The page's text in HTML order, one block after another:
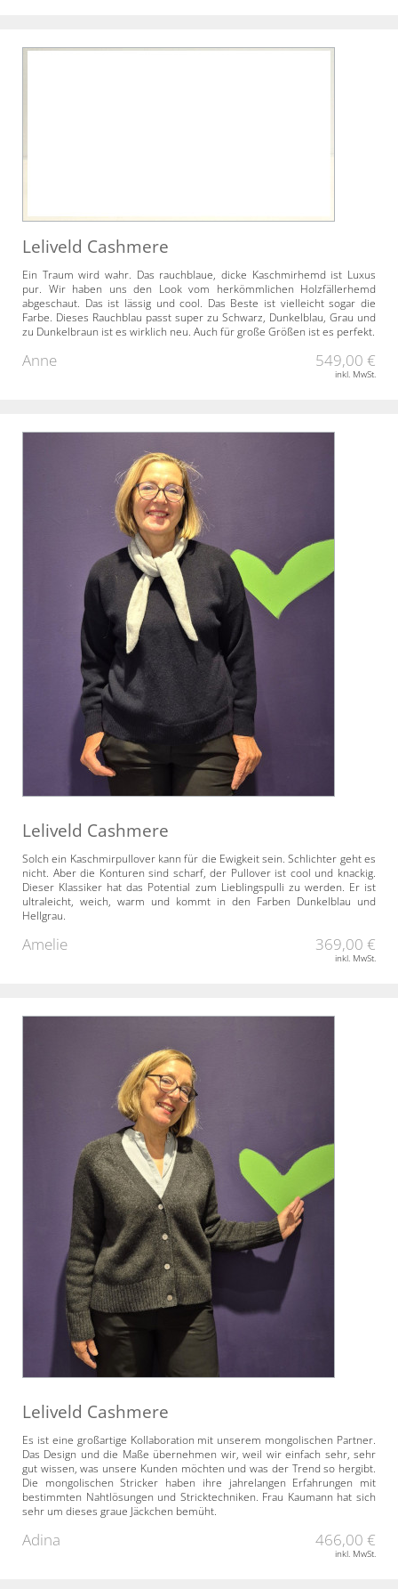
Leliveld Cashmere
Ein Traum wird wahr. Das rauchblaue, dicke Kaschmirhemd ist Luxus
pur. Wir haben uns den Look vom herkömmlichen Holzfällerhemd
abgeschaut. Das ist lässig und cool. Das Beste ist vielleicht sogar die
Farbe. Dieses Rauchblau passt super zu Schwarz, Dunkelblau, Grau und
zu Dunkelbraun ist es wirklich neu. Auch für große Größen ist es perfekt.
Anne 549,00 €
inkl. MwSt.
Leliveld Cashmere
Solch ein Kaschmirpullover kann für die Ewigkeit sein. Schlichter geht es
nicht. Aber die Konturen sind scharf, der Pullover ist cool und knackig.
Dieser Klassiker hat das Potential zum Lieblingspulli zu werden. Er ist
ultraleicht, weich, warm und kommt in den Farben Dunkelblau und
Hellgrau.
Amelie 369,00 €
inkl. MwSt.
Leliveld Cashmere
Es ist eine großartige Kollaboration mit unserem mongolischen Partner.
Das Design und die Maße übernehmen wir, weil wir einfach sehr, sehr
gut wissen, was unsere Kunden möchten und was der Trend so hergibt.
Die mongolischen Stricker haben ihre jahrelangen Erfahrungen mit
bestimmten Nahtlösungen und Stricktechniken. Frau Kaumann hat sich
sehr um dieses graue Jäckchen bemüht.
Adina 466,00 €
inkl. MwSt.